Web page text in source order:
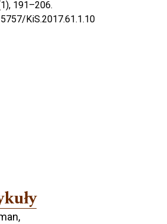
191–206.
KiS.2017.61.1.10